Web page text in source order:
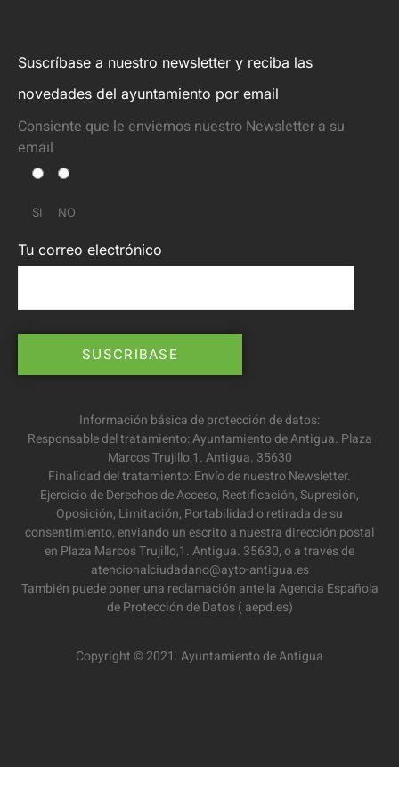
Suscríbase a nuestro newsletter y reciba las
novedades del ayuntamiento por email
Consiente que le enviemos nuestro Newsletter a su
email
SI NO
Tu correo electrónico
Información básica de protección de datos:
Responsable del tratamiento: Ayuntamiento de Antigua. Plaza
Marcos Trujillo,1. Antigua. 35630
Finalidad del tratamiento: Envío de nuestro Newsletter.
Ejercicio de Derechos de Acceso, Rectificación, Supresión,
Oposición, Limitación, Portabilidad o retirada de su
consentimiento, enviando un escrito a nuestra dirección postal
en Plaza Marcos Trujillo,1. Antigua. 35630, o a través de
atencionalciudadano@ayto-antigua.es
También puede poner una reclamación ante la Agencia Española
de Protección de Datos ( aepd.es)
Copyright © 2021. Ayuntamiento de Antigua